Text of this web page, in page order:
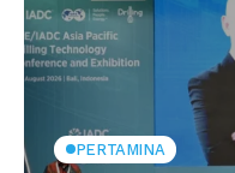
PERTAMINA